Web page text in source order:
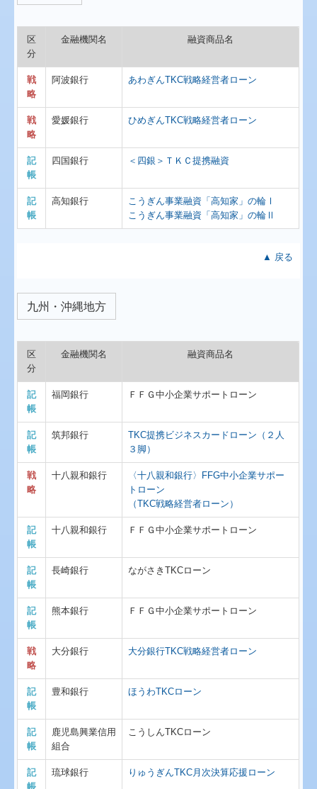
区
分
金融機関名 融資商品名
戦
略
阿波銀行 あわぎんTKC戦略経営者ローン
戦
略
愛媛銀行 ひめぎんTKC戦略経営者ローン
記
帳
四国銀行 ＜四銀＞ＴＫＣ提携融資
記
帳
高知銀行
こうぎん事業融資「高知家」の輪Ⅰ
こうぎん事業融資「高知家」の輪Ⅱ
▲ 戻る
九州・沖縄地方
区
分
金融機関名 融資商品名
記
帳
福岡銀行 ＦＦＧ中小企業サポートローン
記
帳
筑邦銀行
TKC提携ビジネスカードローン（２人
３脚）
戦
略
十八親和銀行
〈十八親和銀行〉FFG中小企業サポー
トローン
（TKC戦略経営者ローン）
記
帳
十八親和銀行 ＦＦＧ中小企業サポートローン
記
帳
長崎銀行 ながさきTKCローン
記
帳
熊本銀行 ＦＦＧ中小企業サポートローン
戦
略
大分銀行 大分銀行TKC戦略経営者ローン
記
帳
豊和銀行 ほうわTKCローン
記
帳
鹿児島興業信用
組合
こうしんTKCローン
記
帳
琉球銀行 りゅうぎんTKC月次決算応援ローン